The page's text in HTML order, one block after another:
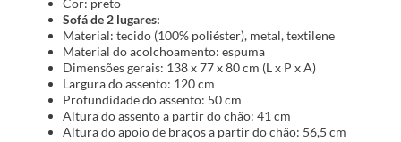
Cor: preto
Sofá de 2 lugares:
Material: tecido (100% poliéster), metal, textilene
Material do acolchoamento: espuma
Dimensões gerais: 138 x 77 x 80 cm (L x P x A)
Largura do assento: 120 cm
Profundidade do assento: 50 cm
Altura do assento a partir do chão: 41 cm
Altura do apoio de braços a partir do chão: 56,5 cm